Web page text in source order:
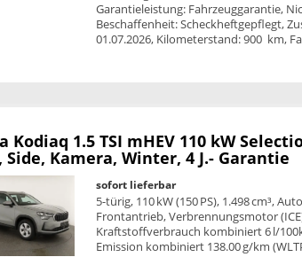
Garantieleistung: Fahrzeuggarantie,
Beschaffenheit: Scheckheftgepflegt,
01.07.2026, Kilometerstand: 900 km,
Kodiaq 1.5 TSI mHEV 110 kW
Side, Kamera, Winter, 4 J.- Garantie
sofort lieferbar
5-türig, 110 kW (150 PS), 1.498 cm³,
Frontantrieb, Verbrennungsmotor
Kraftstoffverbrauch kombiniert 6 l/
Emission kombiniert 138.00 g/km